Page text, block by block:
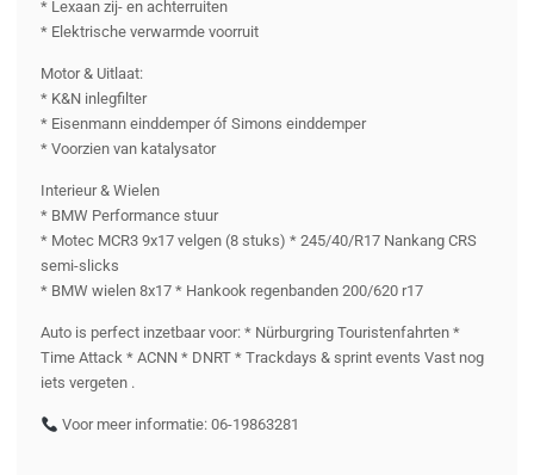
* Lexaan zij- en achterruiten
* Elektrische verwarmde voorruit
Motor & Uitlaat:
* K&N inlegfilter
* Eisenmann einddemper óf Simons einddemper
* Voorzien van katalysator
Interieur & Wielen
* BMW Performance stuur
* Motec MCR3 9x17 velgen (8 stuks) * 245/40/R17 Nankang CRS
semi-slicks
* BMW wielen 8x17 * Hankook regenbanden 200/620 r17
Auto is perfect inzetbaar voor: * Nürburgring Touristenfahrten *
Time Attack * ACNN * DNRT * Trackdays & sprint events Vast nog
iets vergeten .
Voor meer informatie: 06-19863281